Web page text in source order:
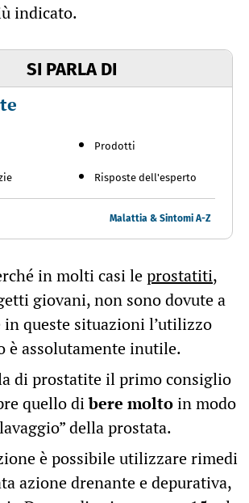
indicato.
SI PARLA DI
Prodotti
Risposte dell'esperto
Malattia & Sintomi A-Z
in molti casi leprostatiti,
giovani, non sono dovute a
in queste situazioni l’utilizzo
è assolutamente inutile.
di prostatite il primo consiglio
quello dibere moltoin modo
della prostata.
è possibile utilizzare rimedi
azione drenante e depurativa,